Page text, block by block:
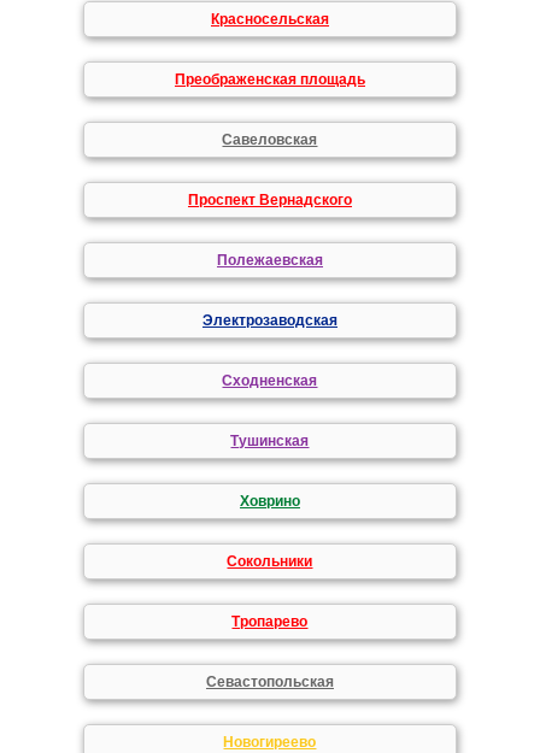
Красносельская
Преображенская площадь
Савеловская
Проспект Вернадского
Полежаевская
Электрозаводская
Сходненская
Тушинская
Ховрино
Сокольники
Тропарево
Севастопольская
Новогиреево